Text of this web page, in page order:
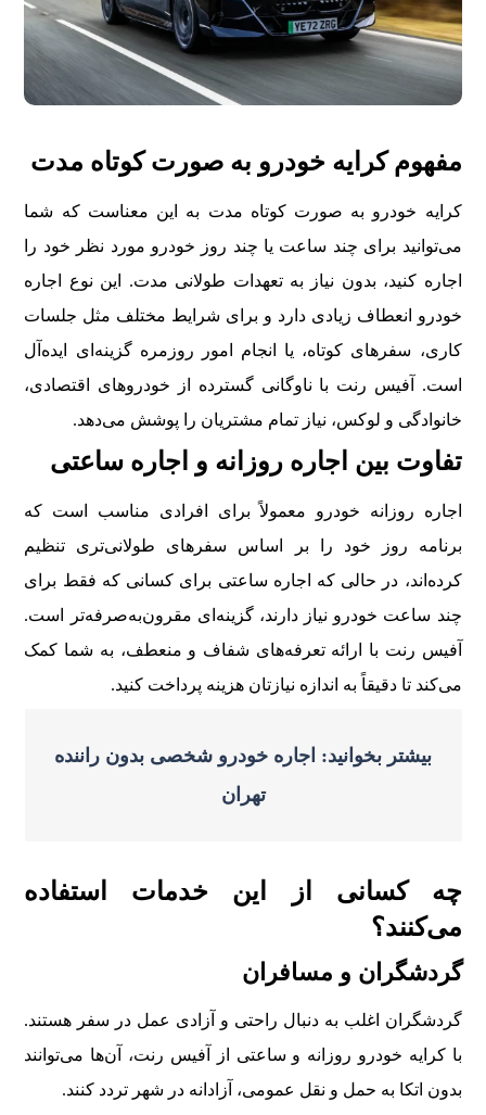
مفهوم کرایه خودرو به صورت کوتاه مدت
کرایه خودرو به صورت کوتاه مدت به این معناست که شما
می‌توانید برای چند ساعت یا چند روز خودرو مورد نظر خود را
اجاره کنید، بدون نیاز به تعهدات طولانی مدت. این نوع اجاره
خودرو انعطاف زیادی دارد و برای شرایط مختلف مثل جلسات
کاری، سفرهای کوتاه، یا انجام امور روزمره گزینه‌ای ایده‌آل
است. آفیس رنت با ناوگانی گسترده از خودروهای اقتصادی،
خانوادگی و لوکس، نیاز تمام مشتریان را پوشش می‌دهد.
تفاوت بین اجاره روزانه و اجاره ساعتی
اجاره روزانه خودرو معمولاً برای افرادی مناسب است که
برنامه روز خود را بر اساس سفرهای طولانی‌تری تنظیم
کرده‌اند، در حالی که اجاره ساعتی برای کسانی که فقط برای
چند ساعت خودرو نیاز دارند، گزینه‌ای مقرون‌به‌صرفه‌تر است.
آفیس رنت با ارائه تعرفه‌های شفاف و منعطف، به شما کمک
می‌کند تا دقیقاً به اندازه نیازتان هزینه پرداخت کنید.
بیشتر بخوانید: اجاره خودرو شخصی بدون راننده
تهران
چه کسانی از این خدمات استفاده
می‌کنند؟
گردشگران و مسافران
گردشگران اغلب به دنبال راحتی و آزادی عمل در سفر هستند.
با کرایه خودرو روزانه و ساعتی از آفیس رنت، آن‌ها می‌توانند
بدون اتکا به حمل و نقل عمومی، آزادانه در شهر تردد کنند.